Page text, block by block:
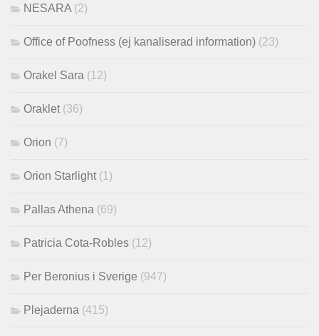
NESARA (2)
Office of Poofness (ej kanaliserad information) (23)
Orakel Sara (12)
Oraklet (36)
Orion (7)
Orion Starlight (1)
Pallas Athena (69)
Patricia Cota-Robles (12)
Per Beronius i Sverige (947)
Plejaderna (415)